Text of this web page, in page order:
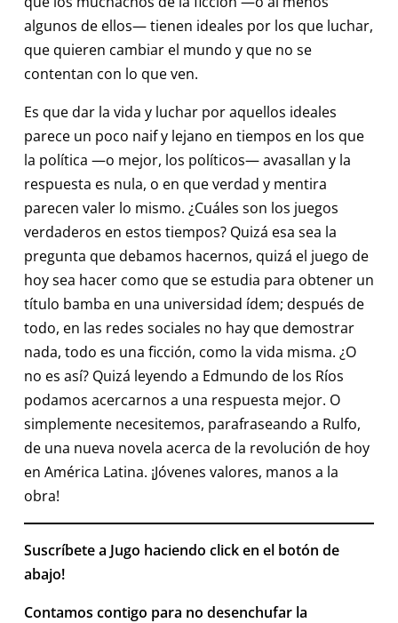
algunos de ellos— tienen ideales por los que luchar,
que quieren cambiar el mundo y que no se
contentan con lo que ven.
Es que dar la vida y luchar por aquellos ideales
parece un poco naif y lejano en tiempos en los que
la política —o mejor, los políticos— avasallan y la
respuesta es nula, o en que verdad y mentira
parecen valer lo mismo. ¿Cuáles son los juegos
verdaderos en estos tiempos? Quizá esa sea la
pregunta que debamos hacernos, quizá el juego de
hoy sea hacer como que se estudia para obtener un
título bamba en una universidad ídem; después de
todo, en las redes sociales no hay que demostrar
nada, todo es una ficción, como la vida misma. ¿O
no es así? Quizá leyendo a Edmundo de los Ríos
podamos acercarnos a una respuesta mejor. O
simplemente necesitemos, parafraseando a Rulfo,
de una nueva novela acerca de la revolución de hoy
en América Latina. ¡Jóvenes valores, manos a la
obra!
Suscríbete a Jugo haciendo click en el botón de
abajo!
Contamos contigo para no desenchufar la